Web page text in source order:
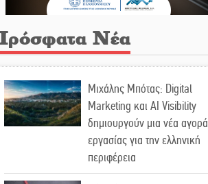
Νέα
Μιχάλης Μπότας: Digital
Marketing και AI Visibility
δημιουργούν μια νέα αγορά
εργασίας για την ελληνική
περιφέρεια